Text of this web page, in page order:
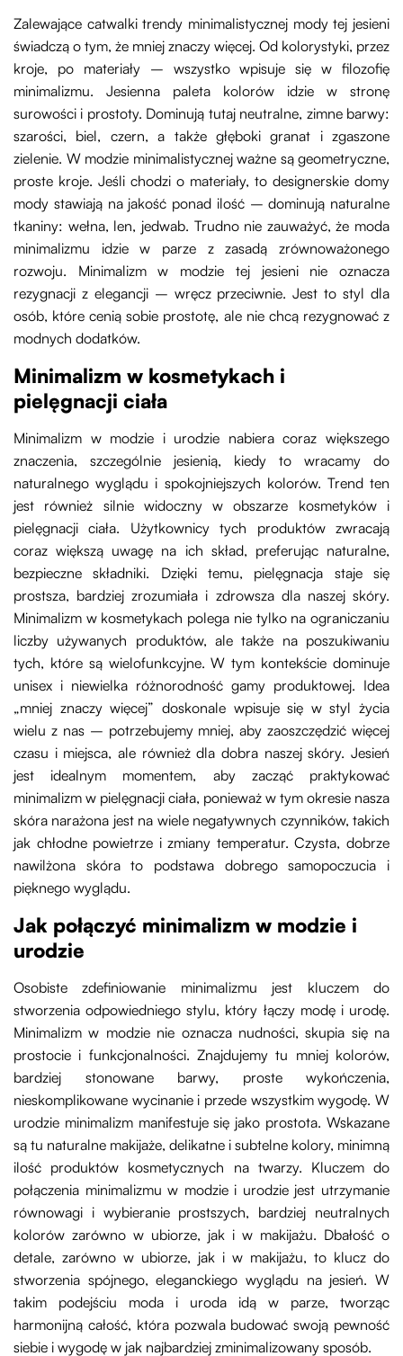
Zalewające catwalki trendy minimalistycznej mody tej jesieni
świadczą o tym, że mniej znaczy więcej. Od kolorystyki, przez
kroje, po materiały – wszystko wpisuje się w filozofię
minimalizmu. Jesienna paleta kolorów idzie w stronę
surowości i prostoty. Dominują tutaj neutralne, zimne barwy:
szarości, biel, czern, a także głęboki granat i zgaszone
zielenie. W modzie minimalistycznej ważne są geometryczne,
proste kroje. Jeśli chodzi o materiały, to designerskie domy
mody stawiają na jakość ponad ilość – dominują naturalne
tkaniny: wełna, len, jedwab. Trudno nie zauważyć, że moda
minimalizmu idzie w parze z zasadą zrównoważonego
rozwoju. Minimalizm w modzie tej jesieni nie oznacza
rezygnacji z elegancji – wręcz przeciwnie. Jest to styl dla
osób, które cenią sobie prostotę, ale nie chcą rezygnować z
modnych dodatków.
Minimalizm w kosmetykach i
pielęgnacji ciała
Minimalizm w modzie i urodzie nabiera coraz większego
znaczenia, szczególnie jesienią, kiedy to wracamy do
naturalnego wyglądu i spokojniejszych kolorów. Trend ten
jest również silnie widoczny w obszarze kosmetyków i
pielęgnacji ciała. Użytkownicy tych produktów zwracają
coraz większą uwagę na ich skład, preferując naturalne,
bezpieczne składniki. Dzięki temu, pielęgnacja staje się
prostsza, bardziej zrozumiała i zdrowsza dla naszej skóry.
Minimalizm w kosmetykach polega nie tylko na ograniczaniu
liczby używanych produktów, ale także na poszukiwaniu
tych, które są wielofunkcyjne. W tym kontekście dominuje
unisex i niewielka różnorodność gamy produktowej. Idea
„mniej znaczy więcej” doskonale wpisuje się w styl życia
wielu z nas – potrzebujemy mniej, aby zaoszczędzić więcej
czasu i miejsca, ale również dla dobra naszej skóry. Jesień
jest idealnym momentem, aby zacząć praktykować
minimalizm w pielęgnacji ciała, ponieważ w tym okresie nasza
skóra narażona jest na wiele negatywnych czynników, takich
jak chłodne powietrze i zmiany temperatur. Czysta, dobrze
nawilżona skóra to podstawa dobrego samopoczucia i
pięknego wyglądu.
Jak połączyć minimalizm w modzie i
urodzie
Osobiste zdefiniowanie minimalizmu jest kluczem do
stworzenia odpowiedniego stylu, który łączy modę i urodę.
Minimalizm w modzie nie oznacza nudności, skupia się na
prostocie i funkcjonalności. Znajdujemy tu mniej kolorów,
bardziej stonowane barwy, proste wykończenia,
nieskomplikowane wycinanie i przede wszystkim wygodę. W
urodzie minimalizm manifestuje się jako prostota. Wskazane
są tu naturalne makijaże, delikatne i subtelne kolory, minimną
ilość produktów kosmetycznych na twarzy. Kluczem do
połączenia minimalizmu w modzie i urodzie jest utrzymanie
równowagi i wybieranie prostszych, bardziej neutralnych
kolorów zarówno w ubiorze, jak i w makijażu. Dbałość o
detale, zarówno w ubiorze, jak i w makijażu, to klucz do
stworzenia spójnego, eleganckiego wyglądu na jesień. W
takim podejściu moda i uroda idą w parze, tworząc
harmonijną całość, która pozwala budować swoją pewność
siebie i wygodę w jak najbardziej zminimalizowany sposób.